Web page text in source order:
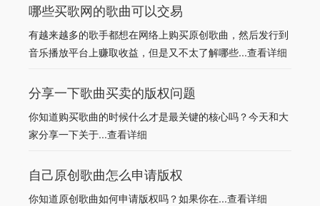
哪些买歌网的歌曲可以交易
有越来越多的歌手都想在网络上购买原创歌曲，然后发行到
音乐播放平台上赚取收益，但是又不太了解哪些...查看详细
分享一下歌曲买卖的版权问题
你知道购买歌曲的时候什么才是最关键的核心吗？今天和大
家分享一下关于...查看详细
自己原创歌曲怎么申请版权
你知道原创歌曲如何申请版权吗？如果你在...查看详细